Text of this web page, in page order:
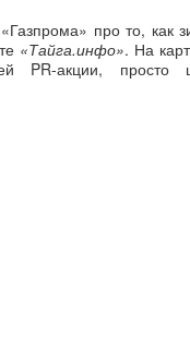
про то, как
«Тайга.инфо». На
PR-акции, просто